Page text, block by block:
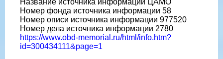
Название источника информации ЦАМО
Номер фонда источника информации 58
Номер описи источника информации 977520
Номер дела источника информации 2780
https://www.obd-memorial.ru/html/info.htm?
id=300434111&page=1